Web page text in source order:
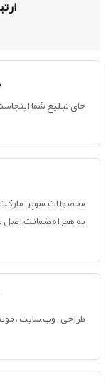
جای تبلیغ شما اینجاست، ماهانه 250 هزار
محصولات سوپر
به همراه ضمانت
طراحی ، وب سایت ،